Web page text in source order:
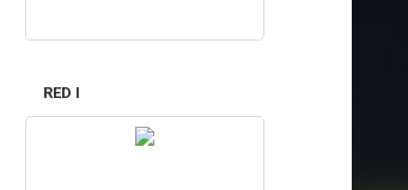
RED I